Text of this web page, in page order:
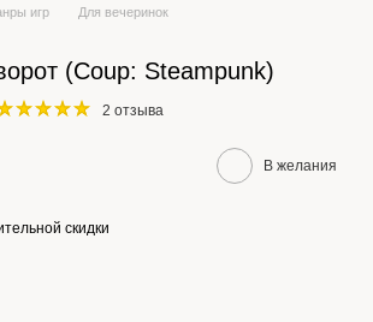
игр
Для вечеринок
(Coup: Steampunk)
2 отзыва
В желания
скидки